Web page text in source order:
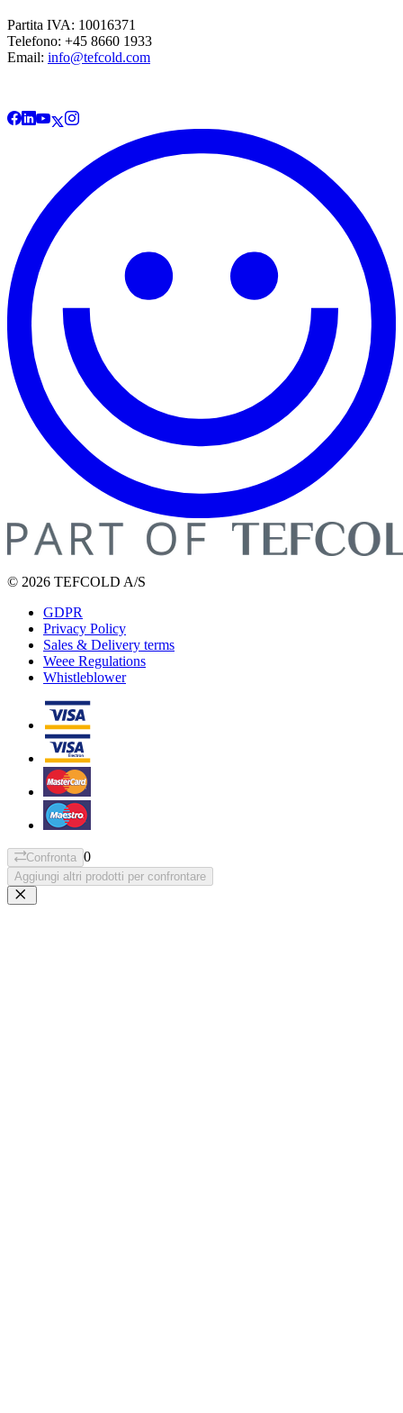
Partita IVA: 10016371
Telefono: +45 8660 1933
Email: info@tefcold.com
© 2026 TEFCOLD A/S
GDPR
Privacy Policy
Sales & Delivery terms
Weee Regulations
Whistleblower
Confronta 0
Aggiungi altri prodotti per confrontare